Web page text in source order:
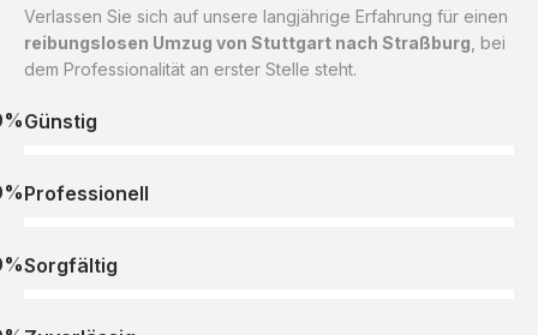
Verlassen Sie sich auf unsere langjährige Erfahrung für einen
reibungslosen Umzug von Stuttgart nach Straßburg , bei
dem Professionalität an erster Stelle steht.
Günstig
Professionell
Sorgfältig